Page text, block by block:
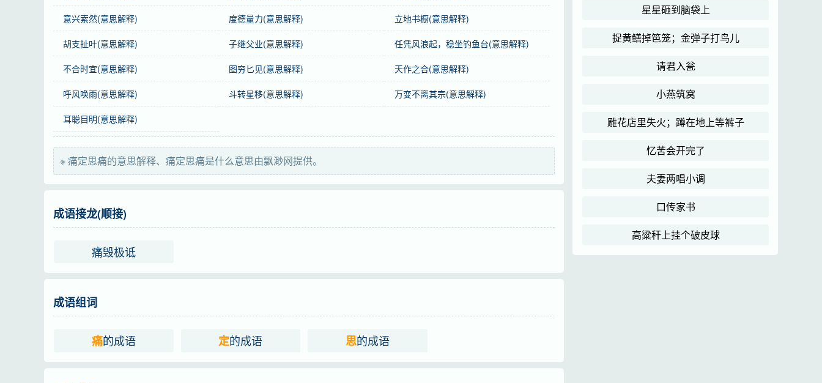
谜语 好了伤疤不忘痛
近义词 痛不欲生、悲痛欲绝
反义词 悠然自得
英语 draw a lesson from a bitter experience
俄语 страшно раскаиваться（с горечью вспоминать）
日语 苦(くる)しみの中(なか)から教訓(きょうくん)を汲(く)み取(と)る
德语 sich einen erlittenen Schmerz in Erinnerung rufen（aus Unglück bittere Lehre ziehen）
法语 penser avec angoisse aux souffrances passées
字义分解
意兴索然(意思解释) 度德量力(意思解释) 立地书橱(意思解释)
胡支扯叶(意思解释) 子继父业(意思解释) 任凭风浪起，稳坐钓鱼台(意思解释)
不合时宜(意思解释) 图穷匕见(意思解释) 天作之合(意思解释)
呼风唤雨(意思解释) 斗转星移(意思解释) 万变不离其宗(意思解释)
耳聪目明(意思解释)
※ 痛定思痛的意思解释、痛定思痛是什么意思由飘渺网提供。
成语接龙(顺接)
痛毁极诋
成语组词
痛的成语 定的成语 思的成语
星星砸到脑袋上
捉黄鳝掉笆笼；金弹子打鸟儿
请君入瓮
小燕筑窝
雕花店里失火；蹲在地上等裤子
忆苦会开完了
夫妻两唱小调
口传家书
高粱秆上挂个破皮球